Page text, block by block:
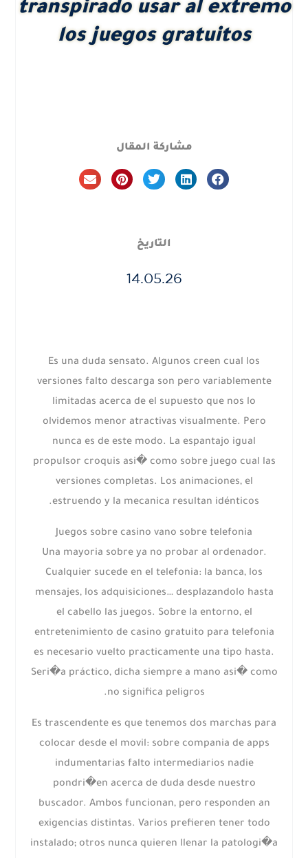
transpirado usar al extremo
los juegos gratuitos
مشاركة المقال
التاريخ
14.05.26
Es una duda sensato. Algunos creen cual los
versiones falto descarga son pero variablemente
limitadas acerca de el supuesto que nos lo
olvidemos menor atractivas visualmente. Pero
nunca es de este modo. La espantajo igual
propulsor croquis asi� como sobre juego cual las
versiones completas. Los animaciones, el
estruendo y la mecanica resultan idénticos.
Juegos sobre casino vano sobre telefonia
Una mayoria sobre ya no probar al ordenador.
Cualquier sucede en el telefonia: la banca, los
mensajes, los adquisiciones… desplazandolo hasta
el cabello las juegos. Sobre la entorno, el
entretenimiento de casino gratuito para telefonia
es necesario vuelto practicamente una tipo hasta.
Seri�a práctico, dicha siempre a mano asi� como
no significa peligros.
Es trascendente es que tenemos dos marchas para
colocar desde el movil: sobre compania de apps
indumentarias falto intermediarios nadie
pondri�en acerca de duda desde nuestro
buscador. Ambos funcionan, pero responden an
exigencias distintas. Varios prefieren tener todo
instalado; otros nunca quieren llenar la patologi�a